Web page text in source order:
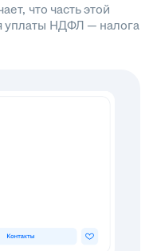
что часть этой
уплаты НДФЛ — налога